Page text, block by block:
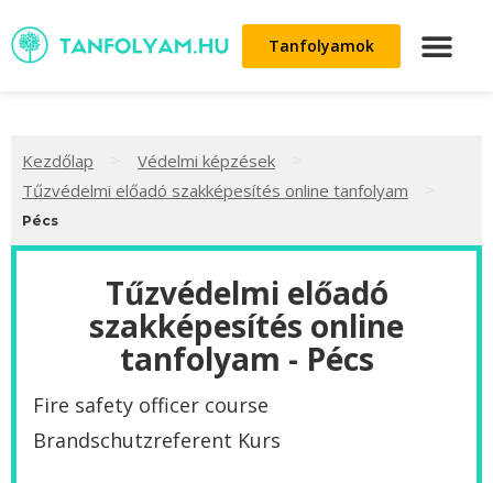
Tanfolyamok
Kezdőlap Védelmi képzések
Tűzvédelmi előadó szakképesítés online tanfolyam
Pécs
Tűzvédelmi előadó
szakképesítés online
tanfolyam - Pécs
Fire safety officer course
Brandschutzreferent Kurs